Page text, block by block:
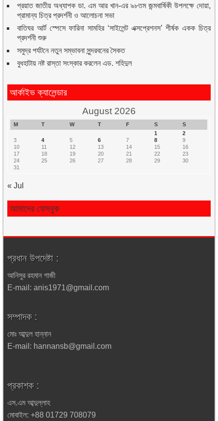
প্রয়াত জাতীয় অধ্যাপক ডা. এম আর খান-এর ৯৮তম জন্মবার্ষিকী উপলক্ষে দোয়া,
প্রামান্য চিত্র প্রদর্শনী ও আলোচনা সভা
বাতিঘর আর্ট স্পেসে ফারিনা সামহির ‘সাইলেন্ট এক্সপ্রেশনস’ শীর্ষক একক চিত্র
প্রদর্শনী শুরু
সমুদ্র পর্যটনে নতুন সম্ভাবনা সুন্দরবনের সৈকত
বুধহাটায় নষ্ট রাস্তা সংস্কার করলেন এড. শহিদুল
আর্কাইভ ক্যালেন্ডার
August 2026
M T W T F S
S
1
2
3
4 5 6 7 8
9
10
11 12 13 14 15
16
17
18 19 20 21 22
23
24
25 26 27 28 29
30
31
« Jul
আমাদের ফেসবুক
প্রধান উপদেষ্টা :
আনিসুর রহমান গাজী
E-mail: anis1971@gmail.com
সম্পাদক :
মোঃ আব্দুল হান্নান
E-mail: hannansb@gmail.com
প্রকাশক :
এস.এম আব্দুল্লাহ
মোবাইল: +88 01729 708079